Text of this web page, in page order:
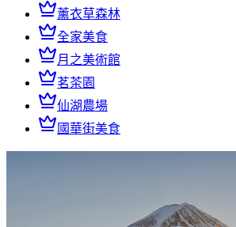
薰衣草森林
全家美食
月之美術館
茗茶園
仙湖農場
國華街美食